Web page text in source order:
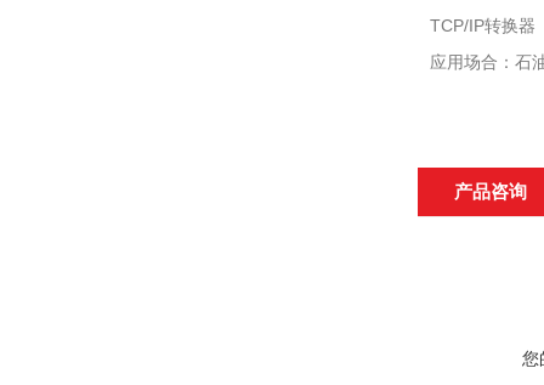
TCP/IP转换器
应用场合：石
产品咨询
您